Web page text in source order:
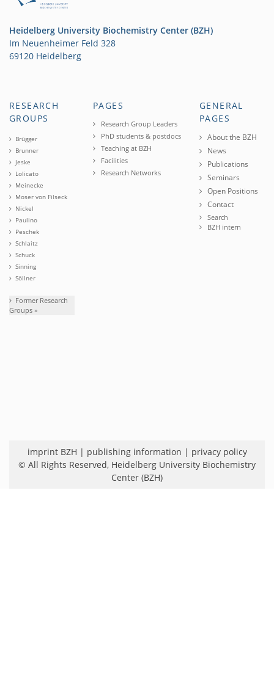
Heidelberg University Biochemistry Center (BZH)
Im Neuenheimer Feld 328
69120 Heidelberg
RESEARCH
GROUPS
Brügger
Brunner
Jeske
Lolicato
Meinecke
Moser von Filseck
Nickel
Paulino
Peschek
Schlaitz
Schuck
Sinning
Söllner
Former Research
Groups »
PAGES
Research Group Leaders
PhD students & postdocs
Teaching at BZH
Facilities
Research Networks
GENERAL
PAGES
About the BZH
News
Publications
Seminars
Open Positions
Contact
Search
BZH intern
imprint BZH | publishing information | privacy policy
© All Rights Reserved, Heidelberg University Biochemistry
Center (BZH)